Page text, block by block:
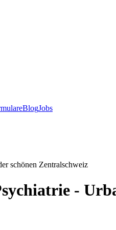
BlogJobs
schönen Zentralschweiz
-